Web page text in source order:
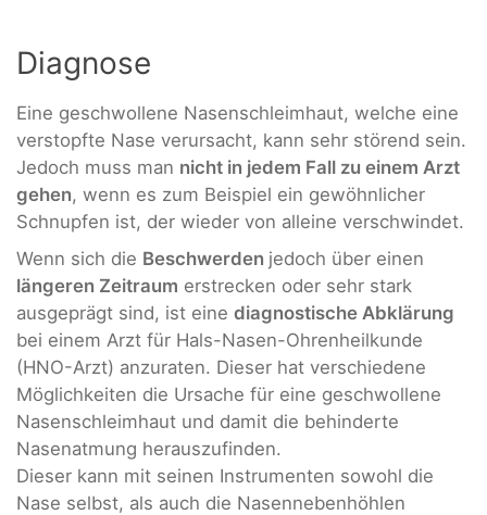
Diagnose
Eine geschwollene Nasenschleimhaut, welche eine
verstopfte Nase verursacht, kann sehr störend sein.
Jedoch muss man nicht in jedem Fall zu einem Arzt
gehen, wenn es zum Beispiel ein gewöhnlicher
Schnupfen ist, der wieder von alleine verschwindet.
Wenn sich die Beschwerden jedoch über einen
längeren Zeitraum erstrecken oder sehr stark
ausgeprägt sind, ist eine diagnostische Abklärung
bei einem Arzt für Hals-Nasen-Ohrenheilkunde
(HNO-Arzt) anzuraten. Dieser hat verschiedene
Möglichkeiten die Ursache für eine geschwollene
Nasenschleimhaut und damit die behinderte
Nasenatmung herauszufinden.
Dieser kann mit seinen Instrumenten sowohl die
Nase selbst, als auch die Nasennebenhöhlen